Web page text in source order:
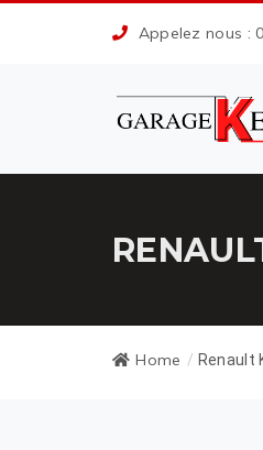
Appelez nous :
Home / Renault